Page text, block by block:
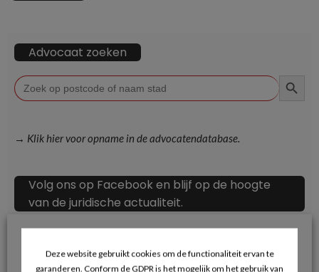
Advocaat zoeken
Zoek
naar:
→ Klik hier voor opname in de advocatendatabase.
Volg ons op Facebook en blijf op de hoogte
van de juridische actualiteit.
Deze website gebruikt cookies om de functionaliteit ervan te
garanderen. Conform de GDPR is het mogelijk om het gebruik van